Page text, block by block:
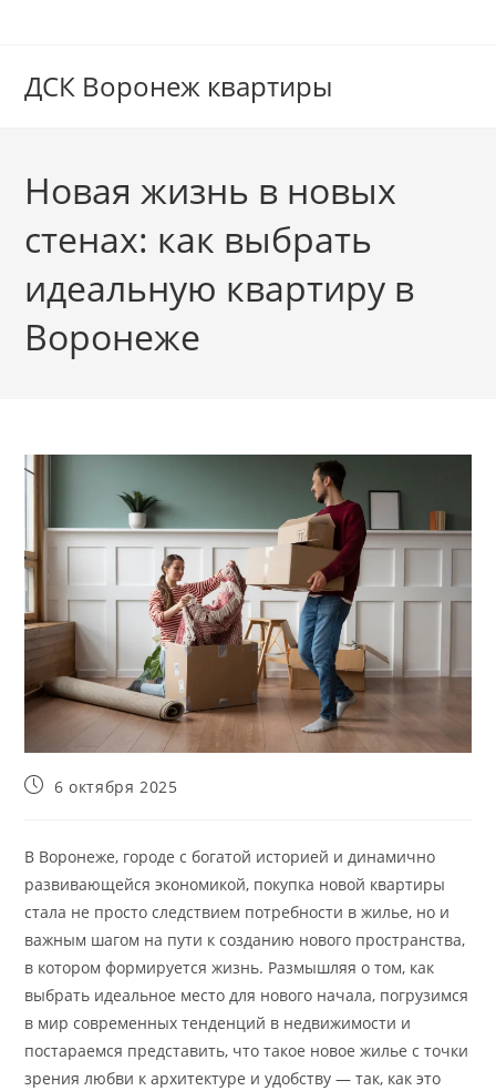
ДСК Воронеж квартиры
Новая жизнь в новых
стенах: как выбрать
идеальную квартиру в
Воронеже
Запись6 октября 2025
В Воронеже, городе с богатой историей и динамично
развивающейся экономикой, покупка новой квартиры
стала не просто следствием потребности в жилье, но и
важным шагом на пути к созданию нового пространства,
в котором формируется жизнь. Размышляя о том, как
выбрать идеальное место для нового начала, погрузимся
в мир современных тенденций в недвижимости и
постараемся представить, что такое новое жилье с точки
зрения любви к архитектуре и удобству — так, как это